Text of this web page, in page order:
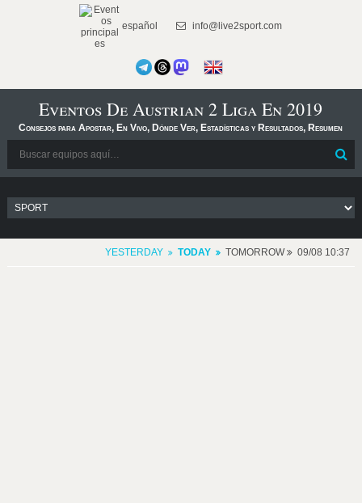
español info@live2sport.com
Eventos De Austrian 2 Liga En 2019
Consejos para Apostar, En Vivo, Dónde Ver, Estadísticas y Resultados, Resumen
YESTERDAY TODAY TOMORROW 09/08 10:37